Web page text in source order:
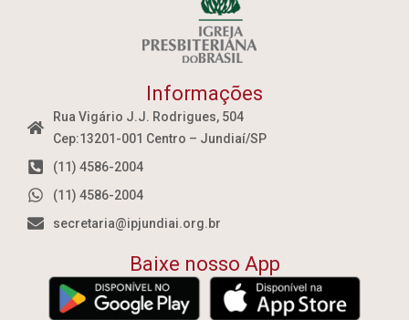
Informações
Rua Vigário J.J. Rodrigues, 504
Cep:13201-001 Centro – Jundiaí/SP
(11) 4586-2004
(11) 4586-2004
secretaria@ipjundiai.org.br
Baixe nosso App